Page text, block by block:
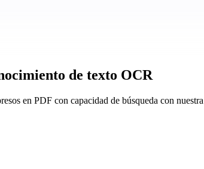
de texto OCR
en PDF con capacidad de búsqueda con